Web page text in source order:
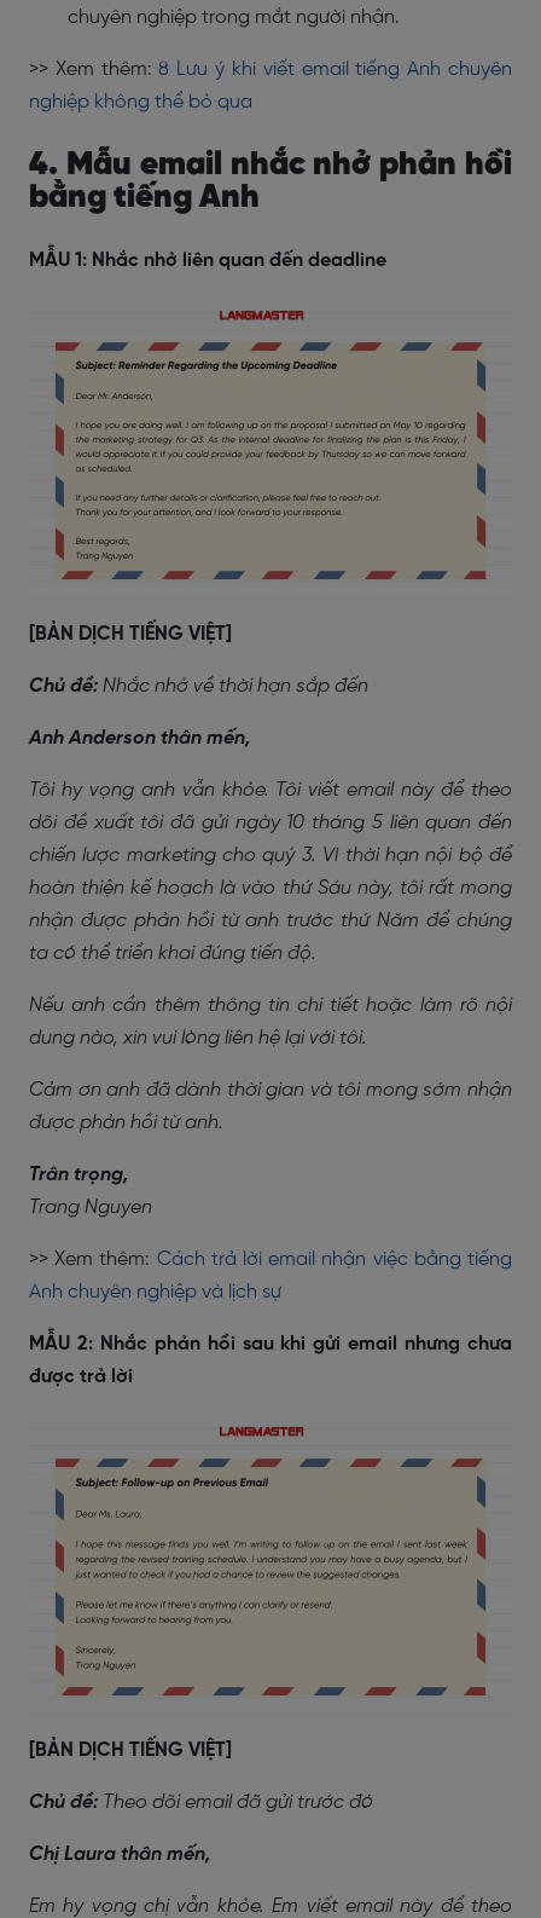
chuyên nghiệp trong mắt người nhận.
>> Xem thêm:8 Lưu ý khi viết email tiếng Anh chuyên
nghiệp không thể bỏ qua
4. Mẫu email nhắc nhở phản hồi
bằng tiếng Anh
MẪU 1: Nhắc nhở liên quan đến deadline
[BẢN DỊCH TIẾNG VIỆT]
Chủ đề: Nhắc nhở về thời hạn sắp đến
Anh Anderson thân mến,
Tôi hy vọng anh vẫn khỏe. Tôi viết email này để theo
dõi đề xuất tôi đã gửi ngày 10 tháng 5 liên quan đến
chiến lược marketing cho quý 3. Vì thời hạn nội bộ để
hoàn thiện kế hoạch là vào thứ Sáu này, tôi rất mong
nhận được phản hồi từ anh trước thứ Năm để chúng
ta có thể triển khai đúng tiến độ.
Nếu anh cần thêm thông tin chi tiết hoặc làm rõ nội
dung nào, xin vui lòng liên hệ lại với tôi.
Cảm ơn anh đã dành thời gian và tôi mong sớm nhận
được phản hồi từ anh.
Trân trọng,
Trang Nguyen
>> Xem thêm: Cách trả lời email nhận việc bằng tiếng
Anh chuyên nghiệp và lịch sự
MẪU 2: Nhắc phản hồi sau khi gửi email nhưng chưa
được trả lời
[BẢN DỊCH TIẾNG VIỆT]
Chủ đề: Theo dõi email đã gửi trước đó
Chị Laura thân mến,
Em hy vọng chị vẫn khỏe. Em viết email này để theo